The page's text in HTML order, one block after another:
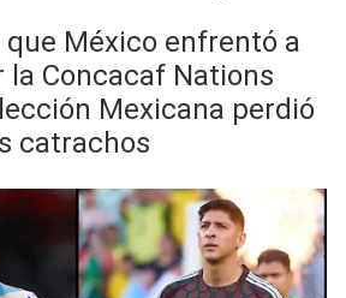
México enfrentó a
la Concacaf Nations
Mexicana perdió
catrachos